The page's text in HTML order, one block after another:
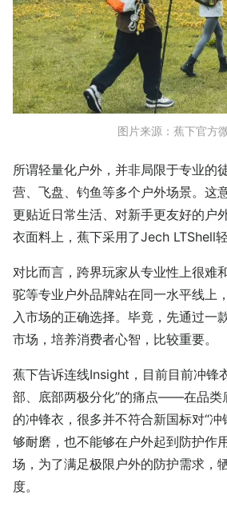
图片来源：蕉下官方
所谓轻量化户外，并非局限于专业的
营、飞盘、钓鱼等多个户外场景。这
更贴近日常生活、对新手更友好的户
衣面料上，蕉下采用了Jech LTShell轻
对比而言，跨界玩家从专业性上很难
驼等专业户外品牌站在同一水平线上
入市场的正确选择。毕竟，先通过一
市场，培养消费者心智，比较重要。
蕉下告诉连线Insight，目前目前冲锋
部、底部两极分化”的痛点——在品类
的冲锋衣，很多并不符合新国标对“冲
够耐磨，也不能够在户外起到防护作
场，为了满足极限户外的防护需求，
度。